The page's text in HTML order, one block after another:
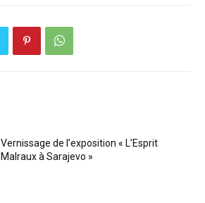
Vernissage de l’exposition « L’Esprit
Malraux à Sarajevo »